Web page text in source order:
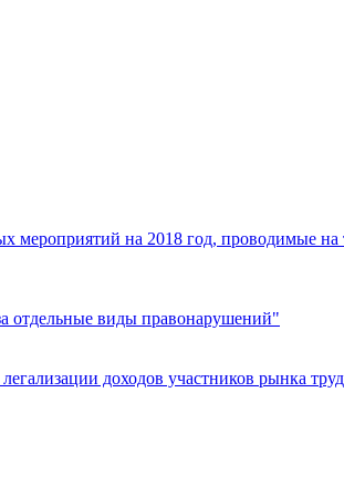
мероприятий на 2018 год, проводимые
отдельные виды правонарушений"
доходов участников рынка